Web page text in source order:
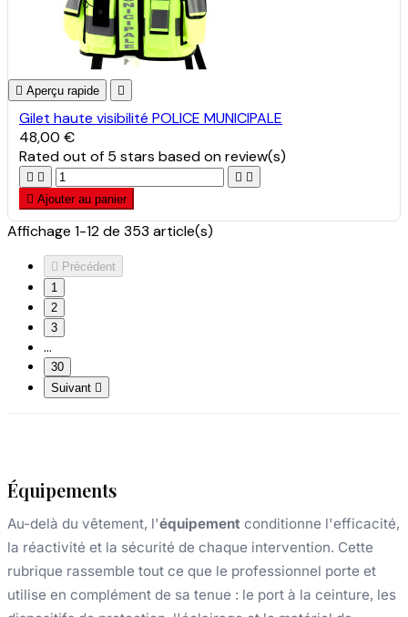
Équipements
Au-delà du vêtement, l'équipement conditionne l'efficacité,
la réactivité et la sécurité de chaque intervention. Cette
rubrique rassemble tout ce que le professionnel porte et
utilise en complément de sa tenue : le port à la ceinture, les
 Aperçu rapide 
Gilet haute visibilité POLICE MUNICIPALE
48,00 €
Ratedout of 5 stars based onreview(s)
   
 Ajouter au panier
Affichage 1-12 de 353 article(s)
 Précédent
1
2
3
…
30
Suivant 